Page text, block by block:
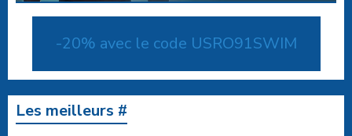
-20% avec le code USRO91SWIM
Les meilleurs #